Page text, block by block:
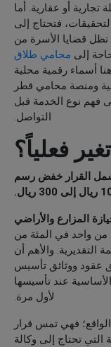
تجارية أو عقارية. أما
فتحتاج إلى
تظل قضايا الأسرة من
إلى محامي طلاق
أسماء رقمية محلية
ومنصة محامي قطر
فهم نوع الخدمة قبل
التواصل.
فعلياً؟
القرار خفض رسم
المزارع والأراضي
من واحد في المئة من
التقديرية. والأهم أن
عقود ووثائق تأسيس
عند تأسيسها
لأول مرة.
فهي تمس قرار
تحتاج إلى وكالة